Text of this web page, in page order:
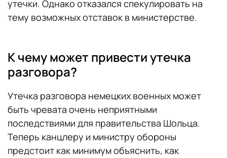
утечки. Однако отказался спекулировать на
тему возможных отставок в министерстве.
К чему может привести утечка
разговора?
Утечка разговора немецких военных может
быть чревата очень неприятными
последствиями для правительства Шольца.
Теперь канцлеру и министру обороны
предстоит как минимум объяснить, как